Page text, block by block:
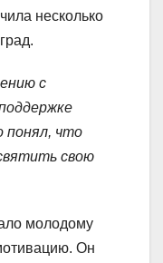
несколько
с
понял, что
свою
молодому
Он